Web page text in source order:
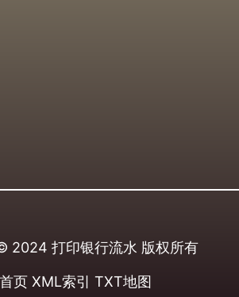
2024 打印银行流水 版权所有
页 XML索引 TXT地图